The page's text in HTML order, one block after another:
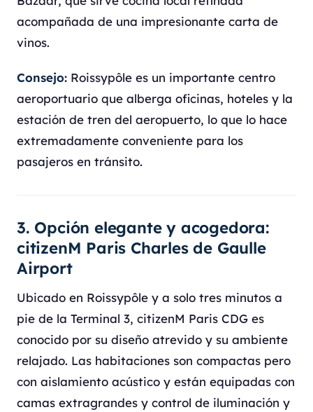
acompañada de una impresionante carta de
vinos.
Consejo: Roissypôle es un importante centro
aeroportuario que alberga oficinas, hoteles y la
estación de tren del aeropuerto, lo que lo hace
extremadamente conveniente para los
pasajeros en tránsito.
3. Opción elegante y acogedora:
citizenM Paris Charles de Gaulle
Airport
Ubicado en Roissypôle y a solo tres minutos a
pie de la Terminal 3, citizenM Paris CDG es
conocido por su diseño atrevido y su ambiente
relajado. Las habitaciones son compactas pero
con aislamiento acústico y están equipadas con
camas extragrandes y control de iluminación y